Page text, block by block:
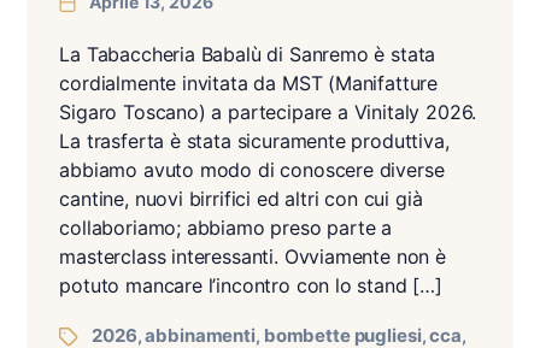
La Tabaccheria Babalù di Sanremo è stata
cordialmente invitata da MST (Manifatture
Sigaro Toscano) a partecipare a Vinitaly 2026.
La trasferta è stata sicuramente produttiva,
abbiamo avuto modo di conoscere diverse
cantine, nuovi birrifici ed altri con cui già
collaboriamo; abbiamo preso parte a
masterclass interessanti. Ovviamente non è
potuto mancare l’incontro con lo stand […]
2026,abbinamenti, bombette pugliesi,cca,